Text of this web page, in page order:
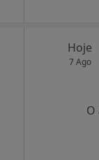
Hoje
7 Ago
O